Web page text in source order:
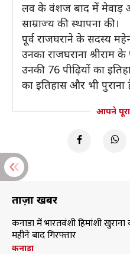
लव के वंशज बाद में मेवाड़
साम्राज्य की स्थापना की।
पूर्व राजघराने के सदस्य
उनका राजघराना श्रीराम
उनकी 76 पीढ़ियाें का
का इतिहास और भी पुराना
आपने
ताज़ा खबरें
कनाडा में भारतवंशी हिमांशी
महीने बाद गिरफ्तार
कनाडा